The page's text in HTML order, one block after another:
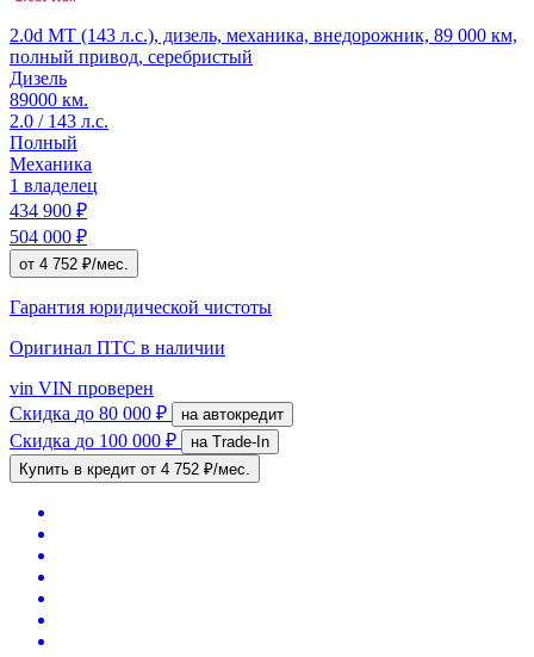
2.0d MT (143 л.с.), дизель, механика, внедорожник, 89 000 км,
полный привод, серебристый
Дизель
89000 км.
2.0 / 143 л.с.
Полный
Механика
1 владелец
434 900 ₽
504 000 ₽
от 4 752 ₽/мес.
Гарантия юридической чистоты
Оригинал ПТС в наличии
vin VIN проверен
Скидка до 80 000 ₽ на автокредит
Скидка до 100 000 ₽
на Trade-In
Купить в кредит от 4 752 ₽/мес.